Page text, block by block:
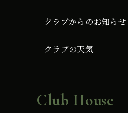
クラブからのお知らせ
クラブの天気
Club House